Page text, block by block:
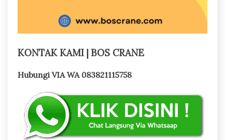
KONTAK KAMI | BOS CRANE
Hubungi VIA WA 083821115758